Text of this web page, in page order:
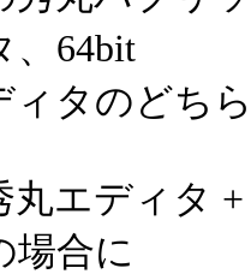
、64bit
ィタのどち
エディタ
場合に